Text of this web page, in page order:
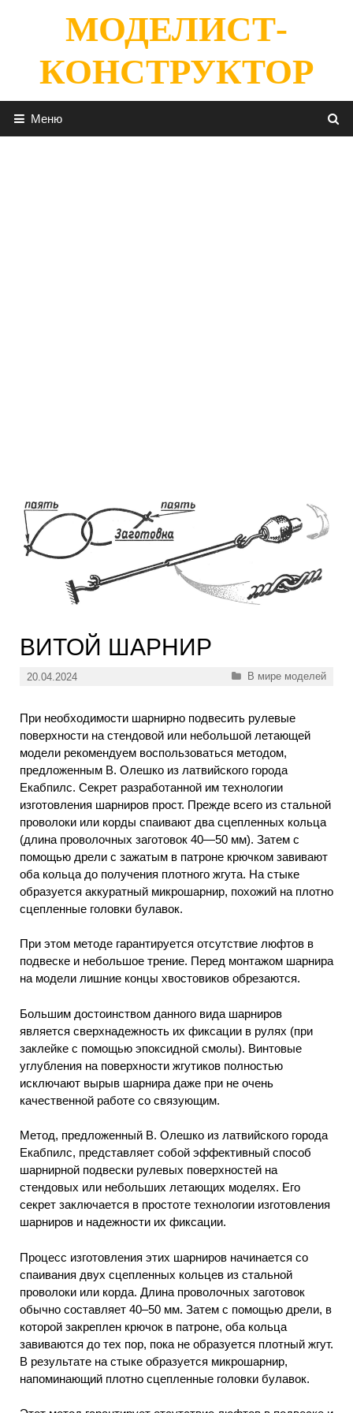
содержимомуМОДЕЛИСТ-
КОНСТРУКТОР
Меню
ВИТОЙ ШАРНИР
20.04.2024 Рубрики
В мире моделей
При необходимости шарнирно подвесить рулевые
поверхности на стендовой или небольшой летающей
модели рекомендуем воспользоваться методом,
предложенным В. Олешко из латвийского города
Екабпилс. Секрет разработанной им технологии
изготовления шарниров прост. Прежде всего из стальной
проволоки или корды спаивают два сцепленных кольца
(длина проволочных заготовок 40—50 мм). Затем с
помощью дрели с зажатым в патроне крючком завивают
оба кольца до получения плотного жгута. На стыке
образуется аккуратный микрошарнир, похожий на плотно
сцепленные головки булавок.
При этом методе гарантируется отсутствие люфтов в
подвеске и небольшое трение. Перед монтажом шарнира
на модели лишние концы хвостовиков обрезаются.
Большим достоинством данного вида шарниров
является сверхнадежность их фиксации в рулях (при
заклейке с помощью эпоксидной смолы). Винтовые
углубления на поверхности жгутиков полностью
исключают вырыв шарнира даже при не очень
качественной работе со связующим.
Метод, предложенный В. Олешко из латвийского города
Екабпилс, представляет собой эффективный способ
шарнирной подвески рулевых поверхностей на
стендовых или небольших летающих моделях. Его
секрет заключается в простоте технологии изготовления
шарниров и надежности их фиксации.
Процесс изготовления этих шарниров начинается со
спаивания двух сцепленных кольцев из стальной
проволоки или корда. Длина проволочных заготовок
обычно составляет 40–50 мм. Затем с помощью дрели, в
которой закреплен крючок в патроне, оба кольца
завиваются до тех пор, пока не образуется плотный жгут.
В результате на стыке образуется микрошарнир,
напоминающий плотно сцепленные головки булавок.